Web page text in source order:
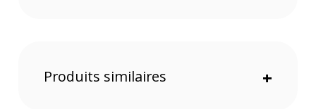
de poitrine réglable avec sifflet intégré pour les urgences.
Tout celà pour un confort tout au long de la journée grâce à la
Produits similaires +